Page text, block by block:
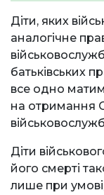
Діти, яких
аналогічне
батьківських
все одно
на отримання
Діти
його смерті
лише при